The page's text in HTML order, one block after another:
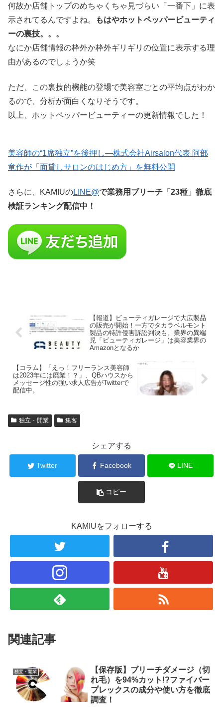
何故か店舗トップのめちゃくちゃ見づらい「一番下」に表
示されてるんですよね。
もはやホットペッパービューティ
ーの裏技。。。
なにか店舗情報の枠外か枠外ギリギリの位置に表示する理
由があるのでしょうか笑
ただ、この裏技的機能の登場で美容室ごとの平均点がわか
るので、分析が面白くなりそうです。
以上、ホットペッパービューティーの更新情報でした！
美容師の“1席独立”を後押し—株式会社Airsalon代表 阿部
竜作が「面貸しサロンのはじめ方」を無料公開
さらに、KAMIUのLINE@で業務用ブリーチ「23種」徹底
検証ランキング配信中！
【報道】ビューティガレージで大広製品
の販売が開始！一方でタカラベルモント
製品の特許侵害訴訟判決も。業界の異端
児「ビューティガレージ」は美容業界の
Amazonとなるか
【コラム】「えっ！フリーランス美容師
は2023年には廃業！？」、QBハウスから
メッセージ性の強い求人広告がTwitterで
配信中。
独立・開業 集客
シェアする
Twitter Facebook LINE
コピー
KAMIUをフォローする
関連記事
独立・開業
【保存版】ブリーチダメージ（切
れ毛）を94%カット!?ファイバー
プレックスの成分や使い方を徹底
調査！